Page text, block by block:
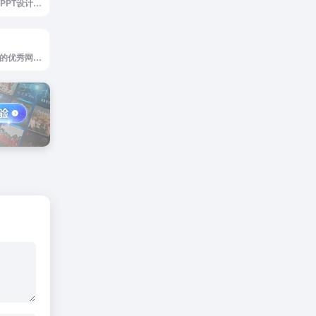
<p>为PPTER推荐PPT设计相关网站，为你的PPT设计提供创意灵感、配色方案、免费图片、优质图标、工具插件等</p>
及时收录各种分类的优秀网站,提供简单便捷的上网导航服务